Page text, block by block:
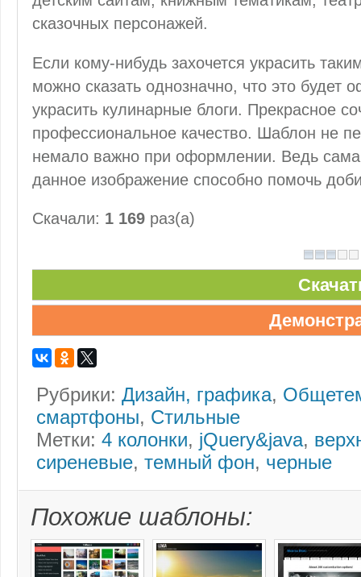
сказочных персонажей.
Если кому-нибудь захочется украсить
можно сказать однозначно, что это
украсить кулинарные блоги. Прекрасное
профессиональное качество. Шаблон не
немало важно при оформлении. Ведь сама
данное изображение способно помочь
Скачали: 1 169 раз(а)
Рубрики: Дизайн, графика,
смартфоны, Стильные
Метки: 4 колонки, jQuery&java,
сиреневые, темный фон, черные
Похожие шаблоны: